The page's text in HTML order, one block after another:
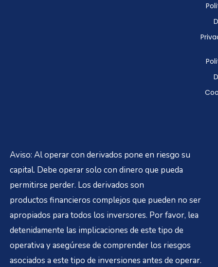
Aviso: Al operar con derivados pone en riesgo su
capital. Debe operar solo con dinero que pueda
permitirse perder. Los derivados son
productos financieros complejos que pueden no ser
apropiados para todos los inversores. Por favor, lea
detenidamente las implicaciones de este tipo de
operativa y asegúrese de comprender los riesgos
asociados a este tipo de inversiones antes de operar.